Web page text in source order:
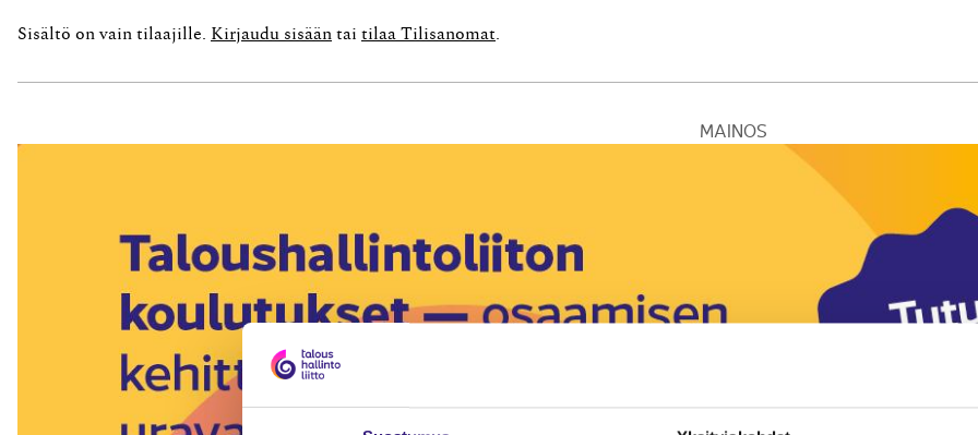
Sisältö on vain tilaajille. Kirjaudu sisään tai tilaa Tilisanomat
MAINOS